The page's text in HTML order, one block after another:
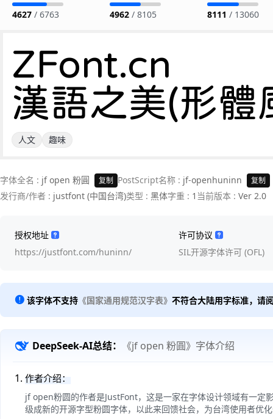
4627 / 6763
4962 / 8105
8111 / 13060
ZFont.cn
漢語之美(形體
人文 趣味
字体全名 : jf open 粉圓 复制 PostScript名称 : jf-openhuninn 复制
发行商/作者 : justfont (中国台湾)类型 : 黑体字重 : 1 当前版本 : Ver 2.0
授权地址
https://justfont.com/huninn/
许可协议
SIL开源字体许可 (OFL)
该字体不支持 《国家通用规范汉字表》 不符合大陆用字标准，请
DeepSeek-AI总结： 《jf open 粉圓》字体介绍
作者介绍：
jf open粉圆的作者是JustFont，这是一家在字体设计领域有一定
级成新的开源字型粉圆字体，以此来回馈社会，为台湾使用者优